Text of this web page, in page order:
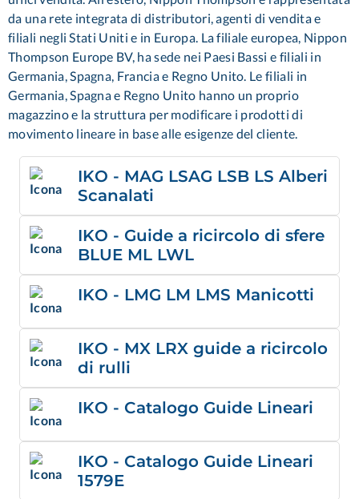
da una rete integrata di distributori, agenti di vendita e
filiali negli Stati Uniti e in Europa. La filiale europea, Nippon
Thompson Europe BV, ha sede nei Paesi Bassi e filiali in
Germania, Spagna, Francia e Regno Unito. Le filiali in
Germania, Spagna e Regno Unito hanno un proprio
magazzino e la struttura per modificare i prodotti di
movimento lineare in base alle esigenze del cliente.
IKO - MAG LSAG LSB LS Alberi
Scanalati
IKO - Guide a ricircolo di sfere
BLUE ML LWL
IKO - LMG LM LMS Manicotti
IKO - MX LRX guide a ricircolo
di rulli
IKO - Catalogo Guide Lineari
IKO - Catalogo Guide Lineari
1579E